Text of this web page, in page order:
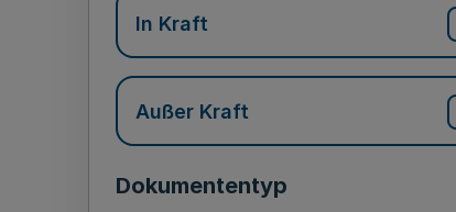
In Kraft
Außer Kraft
Dokumententyp